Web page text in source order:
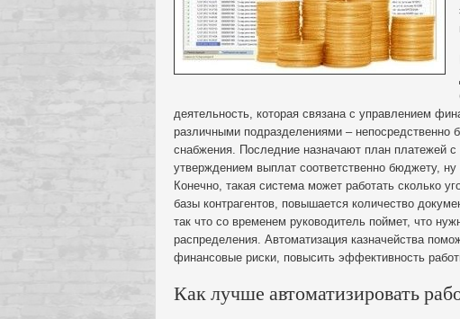
деятельность, которая связана с управлением
различными подразделениями – непосредственно
снабжения. Последние назначают план платежей
утверждением выплат соответственно бюджету,
Конечно, такая система может работать сколько
базы контрагентов, повышается количество
так что со временем руководитель поймет, что
распределения. Автоматизация казначейства
финансовые риски, повысить эффективность
Как лучше автоматизировать